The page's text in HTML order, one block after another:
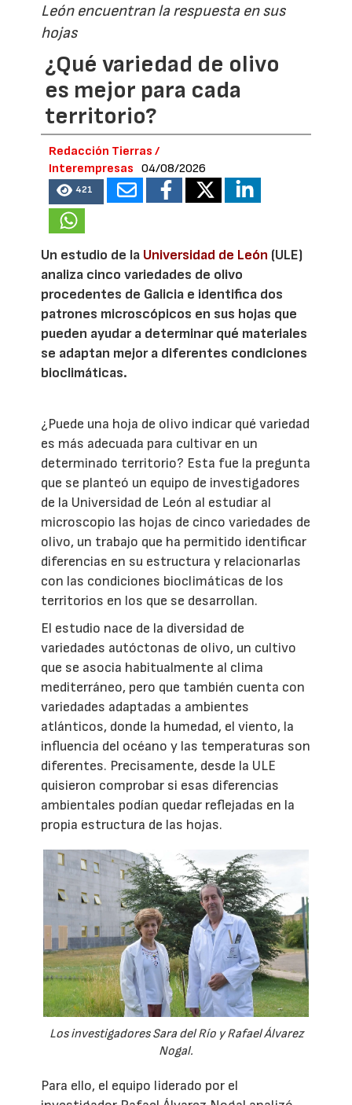
León encuentran la respuesta en sus
hojas
¿Qué variedad de olivo
es mejor para cada
territorio?
Redacción Tierras /
Interempresas
04/08/2026
421
Un estudio de la Universidad de León (ULE)
analiza cinco variedades de olivo
procedentes de Galicia e identifica dos
patrones microscópicos en sus hojas que
pueden ayudar a determinar qué materiales
se adaptan mejor a diferentes condiciones
bioclimáticas.
¿Puede una hoja de olivo indicar qué variedad
es más adecuada para cultivar en un
determinado territorio? Esta fue la pregunta
que se planteó un equipo de investigadores
de la Universidad de León al estudiar al
microscopio las hojas de cinco variedades de
olivo, un trabajo que ha permitido identificar
diferencias en su estructura y relacionarlas
con las condiciones bioclimáticas de los
territorios en los que se desarrollan.
El estudio nace de la diversidad de
variedades autóctonas de olivo, un cultivo
que se asocia habitualmente al clima
mediterráneo, pero que también cuenta con
variedades adaptadas a ambientes
atlánticos, donde la humedad, el viento, la
influencia del océano y las temperaturas son
diferentes. Precisamente, desde la ULE
quisieron comprobar si esas diferencias
ambientales podían quedar reflejadas en la
propia estructura de las hojas.
Los investigadores Sara del Río y Rafael Álvarez
Nogal.
Para ello, el equipo liderado por el